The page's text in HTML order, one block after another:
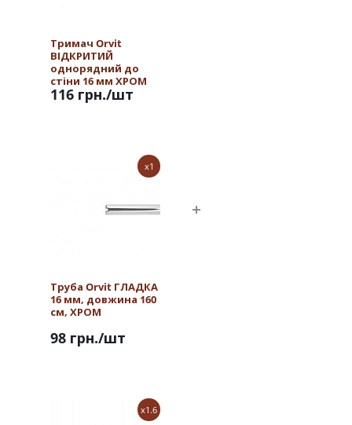
Тримач Orvit
ВІДКРИТИЙ
однорядний до
стіни 16 мм ХРОМ
116 грн./шт
x1
Труба Orvit ГЛАДКА
16 мм, довжина 160
см, ХРОМ
98 грн./шт
x1.6